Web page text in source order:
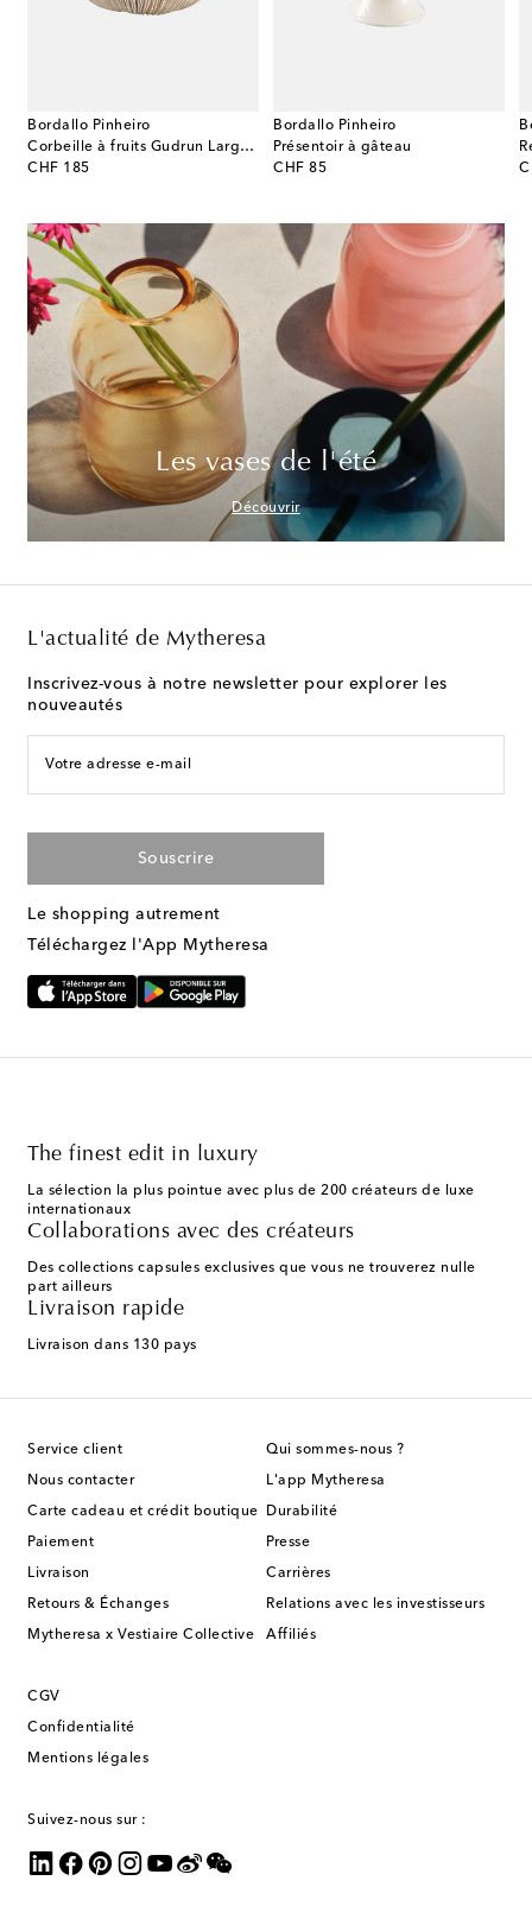
Bordallo Pinheiro
Corbeille à fruits Gudrun Large par Claudia Schiffer
CHF 185
original price
Bordallo Pinheiro
Présentoir à gâteau
CHF 85
original price
Les vases de l'été
Découvrir
L'actualité de Mytheresa
Inscrivez-vous à notre newsletter pour explorer les
nouveautés
Votre adresse e-mail
Souscrire
Le shopping autrement
Téléchargez l'App Mytheresa
The finest edit in luxury
La sélection la plus pointue avec plus de 200 créateurs de luxe
internationaux
Collaborations avec des créateurs
Des collections capsules exclusives que vous ne trouverez nulle
part ailleurs
Livraison rapide
Livraison dans 130 pays
Service client
Nous contacter
Carte cadeau et crédit boutique
Paiement
Livraison
Retours & Échanges
Mytheresa x Vestiaire Collective
Qui sommes-nous ?
L'app Mytheresa
Durabilité
Presse
Carrières
Relations avec les investisseurs
Affiliés
CGV
Confidentialité
Mentions légales
Suivez-nous sur :